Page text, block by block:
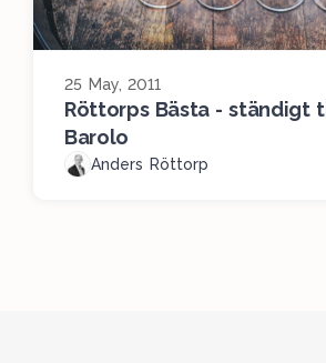
25 May, 2011
Röttorps Bästa - ständigt
Barolo
Anders Röttorp